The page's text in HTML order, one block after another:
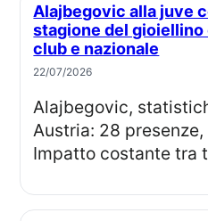
Alajbegovic alla juve come è andata la
stagione del
club e nazionale
22/07/2026
Alajbegovic, statistiche stagionali in
Austria: 28
Impatto costante tra